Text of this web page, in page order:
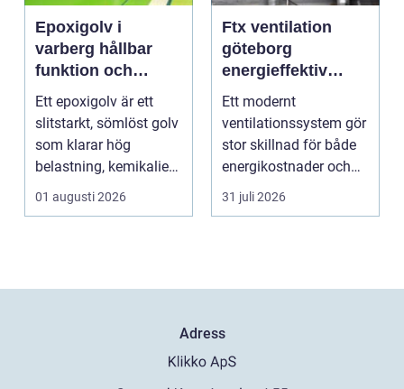
Epoxigolv i
varberg hållbar
funktion och
snygg design i
samma lösning
Ett epoxigolv är ett
slitstarkt, sömlöst golv
som klarar hög
belastning, kemikalier
och väta utan at...
01 augusti 2026
Ftx ventilation
göteborg
energieffektiv
lösning för ett
bättre
inomhusklimat
Ett modernt
ventilationssystem gör
stor skillnad för både
energikostnader och
välmående. I en stad
s...
31 juli 2026
Adress